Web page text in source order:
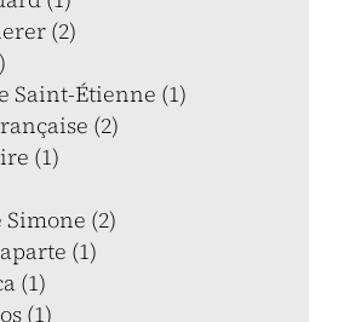
(2)
Saint-Étienne (1)
(2)
(1)
(2)
(1)
(1)
(1)